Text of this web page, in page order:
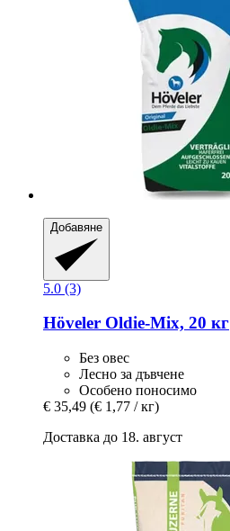
Добавяне
5.0 (3)
Höveler Oldie-​Mix, 20 кг
Без овес
Лесно за дъвчене
Особено поносимо
€ 35,49 (€ 1,77 / кг)
Доставка до 18. август